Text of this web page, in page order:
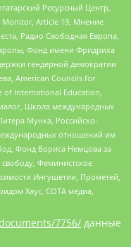
Ресурсный Центр,
Monitor, Article 19, Мнение
Радио Свободная Европа,
Фонд имени Фридриха
гендерной демократии
American Councils for
of International Education,
Школа международных
Мунка, Российско-
отношений им
Фонд Бориса Немцова за
Феминистское
Ингушетии, Прометей,
Хаус, СОТА медиа,
7756/ данные